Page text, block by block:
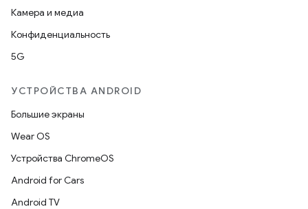
Камера и медиа
Конфиденциальность
5G
УСТРОЙСТВА ANDROID
Большие экраны
Wear OS
Устройства ChromeOS
Android for Cars
Android TV